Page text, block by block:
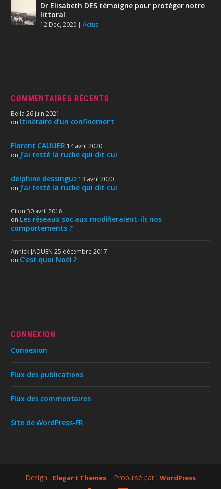
Dr Elisabeth DES témoigne pour protéger notre
littoral
12 Déc, 2020 |Actus
COMMENTAIRES RÉCENTS
Bella 26 juin 2021
on Itinéraire d’un confinement
Florent CAULIER 14 avril 2020
on J’ai testé la ruche qui dit oui
delphine dessingue 13 avril 2020
on J’ai testé la ruche qui dit oui
Cilou 30 avril 2018
on Les réseaux sociaux modifieraient-ils nos
comportements ?
Annick JAOUEN 25 décembre 2017
on C’est quoi Noël ?
CONNEXION
Connexion
Flux des publications
Flux des commentaires
Site de WordPress-FR
Design : Elegant Themes | Propulsé par : WordPress